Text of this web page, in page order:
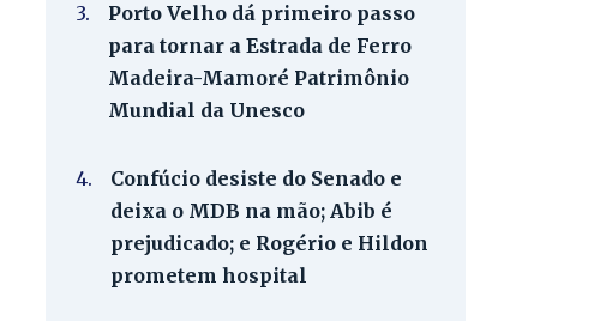
3.
Porto Velho dá primeiro passo
para tornar a Estrada de Ferro
Madeira-Mamoré Patrimônio
Mundial da Unesco
4.
Confúcio desiste do Senado e
deixa o MDB na mão; Abib é
prejudicado; e Rogério e Hildon
prometem hospital